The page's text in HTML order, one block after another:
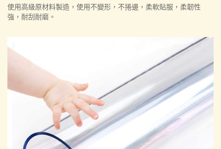
使用高級原材料製造，使用不變形，不捲邊，柔軟貼服，柔韌性
強，耐刮耐磨。